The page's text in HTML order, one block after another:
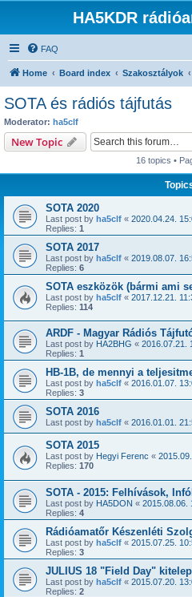
HA5KDR
FAQ
Home Board index Szakosztályok
SOTA és rádiós tájfutás
Moderator: ha5clf
New Topic
16 topics •
SOTA 2020
Last post by ha5clf « 2020.04.24.
Replies: 1
SOTA 2017
Last post by ha5clf « 2019.08.07.
Replies: 6
SOTA eszközök (bármi ami
Last post by ha5clf « 2017.12.21.
Replies: 114
ARDF - Magyar Rádiós
Last post by HA2BHG « 2016.07.21.
Replies: 1
HB-1B, de mennyi a
Last post by ha5clf « 2016.01.07.
Replies: 3
SOTA 2016
Last post by ha5clf « 2016.01.01.
SOTA 2015
Last post by Hegyi Ferenc «
Replies: 170
SOTA - 2015: Felhívások,
Last post by HA5DON « 2015.08.06.
Replies: 4
Rádióamatőr Készenléti
Last post by ha5clf « 2015.07.25.
Replies: 3
JULIUS 18 "Field Day"
Last post by ha5clf « 2015.07.20.
Replies: 2